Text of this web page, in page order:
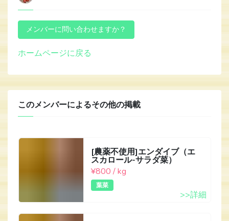
ホームページに戻る
このメンバーによるその他の掲載
[農薬不使用]エンダイブ（エ
スカロール-サラダ菜）
¥800 / kg
葉菜
>>詳細